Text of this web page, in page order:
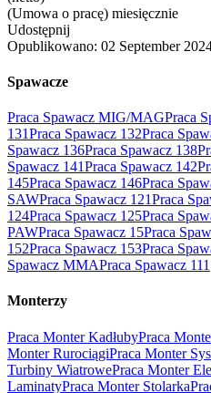
(Umowa o pracę) miesięcznie
Udostępnij
Opublikowano: 02 September
Spawacze
Praca Spawacz MIG/MAGPraca
131Praca Spawacz 132Praca
Spawacz 136Praca Spawacz 138
Spawacz 141Praca Spawacz 142
145Praca Spawacz 146Praca
SAWPraca Spawacz 121Praca
124Praca Spawacz 125Praca
PAWPraca Spawacz 15Praca
152Praca Spawacz 153Praca
Spawacz MMAPraca Spawacz 111
Monterzy
Praca Monter KadłubyPraca
Monter RurociągiPraca Monter
Turbiny WiatrowePraca Monter
LaminatyPraca Monter Stolarka